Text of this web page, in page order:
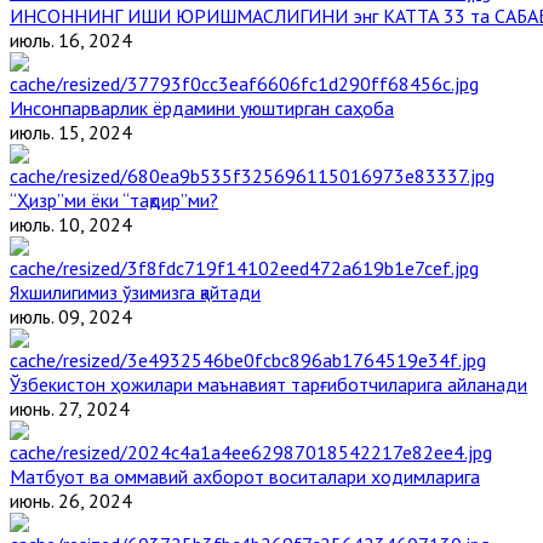
ИНСОННИНГ ИШИ ЮРИШМАСЛИГИНИ энг КАТТА 33 та
июль. 16, 2024
Инсонпарварлик ёрдамини уюштирган саҳоба
июль. 15, 2024
“Ҳизр”ми ёки “тақдир”ми?
июль. 10, 2024
Яхшилигимиз ўзимизга қайтади
июль. 09, 2024
Ўзбекистон ҳожилари маънавият тарғиботчиларига айланади
июнь. 27, 2024
Матбуот ва оммавий ахборот воситалари ходимларига
июнь. 26, 2024